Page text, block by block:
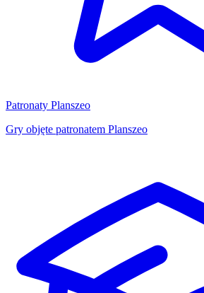
Patronaty Planszeo
Gry objęte patronatem Planszeo